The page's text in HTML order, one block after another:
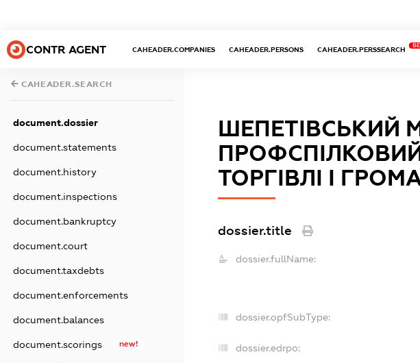
CONTR AGENT CAHEADER.COMPANIES CAHEADER.PERSONS CAHEADER.PERSSEARCH
CAHEADER.SEARCH
document.dossier
document.statements
document.history
document.inspections
document.bankruptcy
document.court
document.taxdebts
document.enforcements
document.balances
document.scorings new!
ШЕПЕТІВСЬКИЙ
ПРОФСПІЛКОВИЙ
ТОРГІВЛІ І
dossier.title
dossier.fullName:
dossier.opfSubType:
dossier.edrpo: